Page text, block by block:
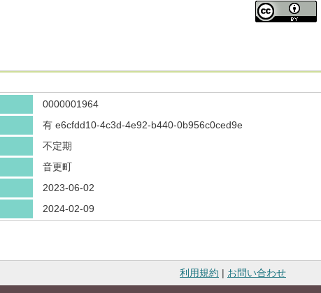
0000001964
有 e6cfdd10-4c3d-4e92-b440-0b956c0ced9e
不定期
音更町
2023-06-02
2024-02-09
利用規約 | お問い合わせ